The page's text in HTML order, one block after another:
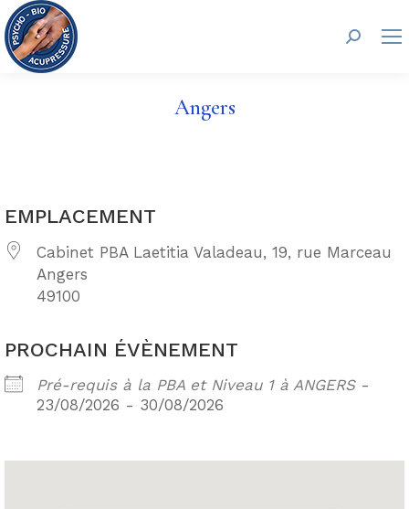
Angers
EMPLACEMENT
Cabinet PBA Laetitia Valadeau, 19, rue Marceau
Angers
49100
PROCHAIN ÉVÈNEMENT
Pré-requis à la PBA et Niveau 1 à ANGERS-
23/08/2026 - 30/08/2026